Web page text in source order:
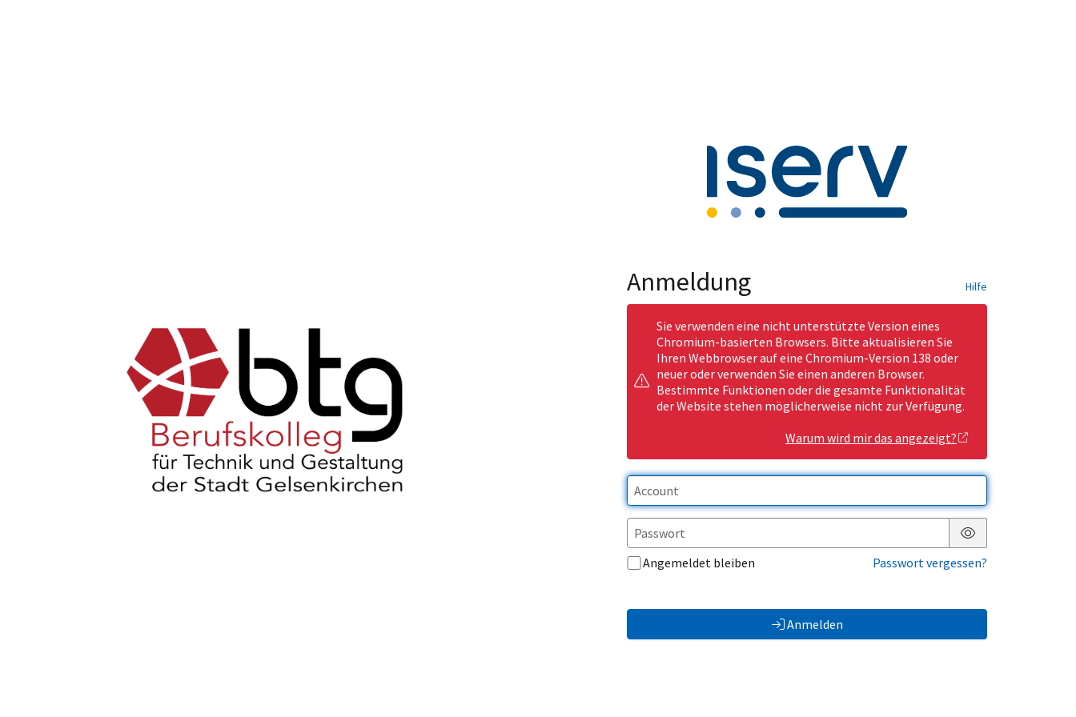
Anmeldung Hilfe
Sie verwenden eine nicht unterstützte Version eines
Chromium-basierten Browsers. Bitte aktualisieren Sie
Ihren Webbrowser auf eine Chromium-Version 138 oder
neuer oder verwenden Sie einen anderen Browser.
Bestimmte Funktionen oder die gesamte Funktionalität
der Website stehen möglicherweise nicht zur Verfügung.
Warum wird mir das angezeigt?
Passwort anzeigen
Angemeldet bleiben
Passwort vergessen?
Anmelden